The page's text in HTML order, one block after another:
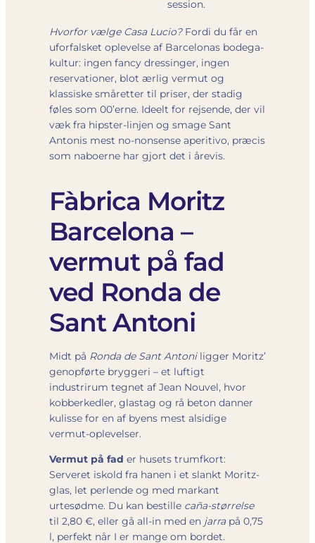
session.
Hvorfor vælge Casa Lucio?Fordi du får en
uforfalsket oplevelse af Barcelonas bodega­
kultur: ingen fancy dressinger, ingen
reservationer, blot ærlig vermut og
klassiske småretter til priser, der stadig
føles som 00’erne. Ideelt for rejsende, der vil
væk fra hipster-linjen og smage Sant
Antonis mest no-nonsense aperitivo, præcis
som naboerne har gjort det i årevis.
Fàbrica Moritz
Barcelona –
vermut på fad
ved Ronda de
Sant Antoni
Midt på Ronda de Sant Antoniligger Moritz’
genopførte bryggeri – et luftigt
industrirum tegnet af Jean Nouvel, hvor
kobberkedler, glastag og rå beton danner
kulisse for en af byens mest alsidige
vermut-oplevelser.
Vermut på fad er husets trumfkort:
Serveret iskold fra hanen i et slankt Moritz-
glas, let perlende og med markant
urtesødme. Du kan bestille caña-størrelse
til 2,80 €, eller gå all-in med en jarrapå 0,75
l, perfekt når I er mange om bordet.